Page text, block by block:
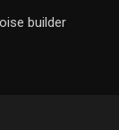
builder